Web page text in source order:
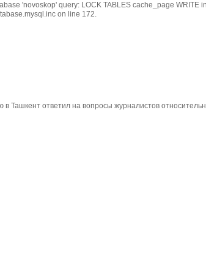
'novoskop' query: LOCK TABLES cache_page
on line 172.
Ташкент ответил на вопросы журналистов